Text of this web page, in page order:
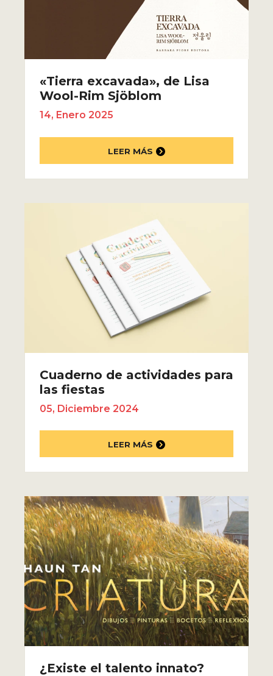
«Tierra excavada», de Lisa
Wool-Rim Sjöblom
14, Enero 2025
LEER MÁS
Cuaderno de actividades para
las fiestas
05, Diciembre 2024
LEER MÁS
¿Existe el talento innato?